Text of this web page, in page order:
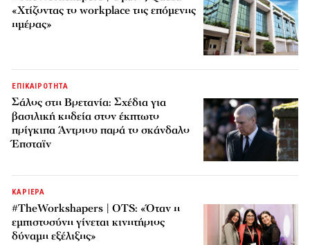
«Χτίζοντας το workplace της επόμενης
ημέρας»
ΕΠΙΚΑΙΡΟΤΗΤΑ
Σάλος στη Βρετανία: Σχέδια για
βασιλική κηδεία στον έκπτωτο
πρίγκιπα Άντριου παρά το σκάνδαλο
Έπσταϊν
ΚΑΡΙΕΡΑ
#TheWorkshapers | OTS: «Όταν η
εμπιστοσύνη γίνεται κινητήριος
δύναμη εξέλιξης»